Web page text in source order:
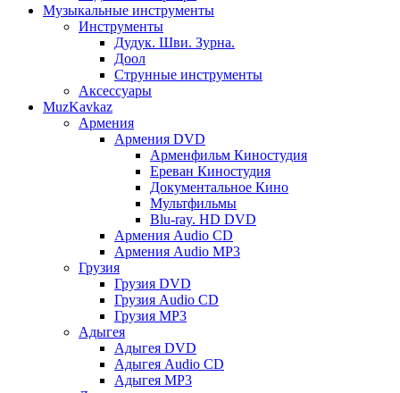
Музыкальные инструменты
Инструменты
Дудук. Шви. Зурна.
Доол
Струнные инструменты
Аксессуары
MuzKavkaz
Армения
Армения DVD
Арменфильм Киностудия
Ереван Киностудия
Документальное Кино
Мультфильмы
Blu-ray. HD DVD
Армения Audio CD
Армения Audio MP3
Грузия
Грузия DVD
Грузия Audio CD
Грузия MP3
Адыгея
Адыгея DVD
Адыгея Audio CD
Адыгея MP3